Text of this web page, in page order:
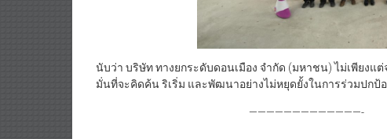
นับว่า บริษัท ทางยกระดับดอนเมือง จำกัด (มหาชน) ไม่เพียงแ
มั่นที่จะคิดค้น ริเริ่ม และพัฒนาอย่างไม่หยุดยั้งในการร่วมปก
—————————————-